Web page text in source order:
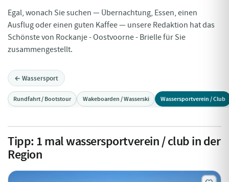
Egal, wonach Sie suchen — Übernachtung, Essen, einen
Ausflug oder einen guten Kaffee — unsere Redaktion hat das
Schönste von Rockanje - Oostvoorne - Brielle für Sie
zusammengestellt.
← Wassersport
Rundfahrt / Bootstour Wakeboarden / Wasserski Wassersportverein / Club
Tipp: 1mal wassersportverein / club in der
Region